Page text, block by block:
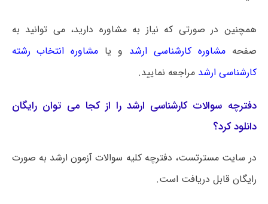
همچنین در صورتی که نیاز به مشاوره دارید، می توانید به
صفحهمشاوره کارشناسی ارشد و یا مشاوره انتخاب رشته
کارشناسی ارشد مراجعه نمایید.
دفترچه سوالات کارشناسی ارشد را از کجا می توان رایگان
دانلود کرد؟
در سایت مسترتست، دفترچه کلیه سوالات آزمون ارشد به صورت
رایگان قابل دریافت است.